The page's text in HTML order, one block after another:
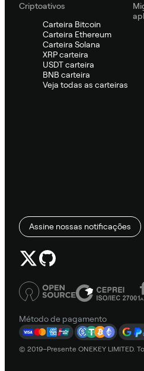
Criptoativos
Carteira Bitcoin
Carteira Ethereum
Carteira Solana
XRP carteira
USDT carteira
BNB carteira
Veja todas as carteiras
Assine nossas notificações
Método de pagamento
© 2019–Presente ONEKEY LIMITED.